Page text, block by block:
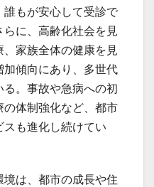
もが安心して受診で
に、高齢化社会を見
家族全体の健康を見
傾向にあり、多世代
。事故や急病への初
体制強化など、都市
も進化し続けてい
は、都市の成長や住